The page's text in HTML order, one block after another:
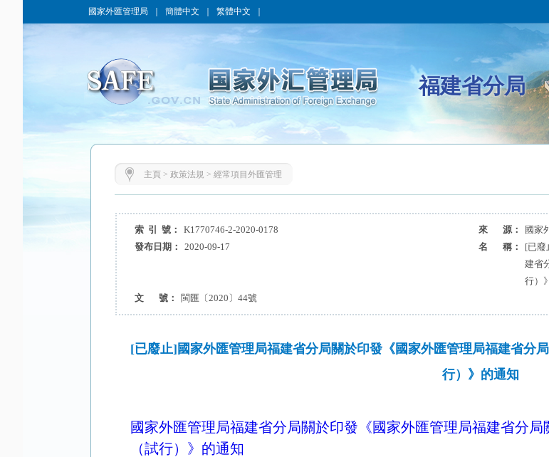
國家外匯管理局 簡體中文 繁體中文
福建省分局
主頁 > 政策法規 > 經常項目外匯管理
索 引 號： K1770746-2-2020-0178 來 源：
國家
發布日期：
2020-09-17 名 稱：
[已廢
建省
行）
文 號：
閩匯〔2020〕44號
[已廢止]國家外匯管理局福建省分局關於印發《國家外匯管理局福建省分
行）》的通知​
國家外匯管理局福建省分局關於印發《國家外匯管理局福建省分
（試行）》的通知